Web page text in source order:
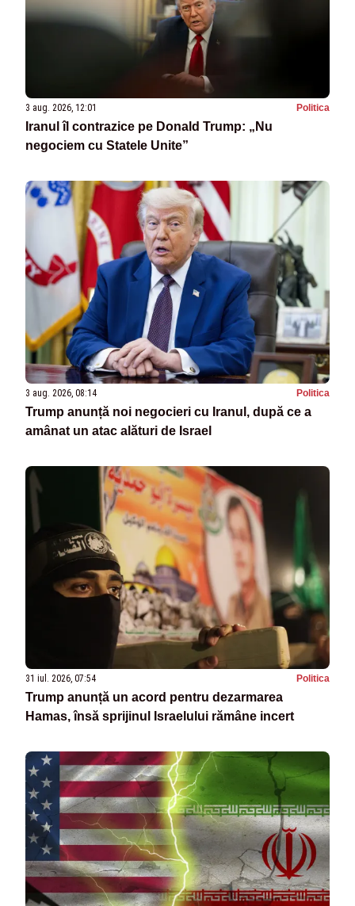
3 aug. 2026, 12:01 Politica
Iranul îl contrazice pe Donald Trump: „Nu
negociem cu Statele Unite”
3 aug. 2026, 08:14 Politica
Trump anunță noi negocieri cu Iranul, după ce a
amânat un atac alături de Israel
31 iul. 2026, 07:54 Politica
Trump anunță un acord pentru dezarmarea
Hamas, însă sprijinul Israelului rămâne incert